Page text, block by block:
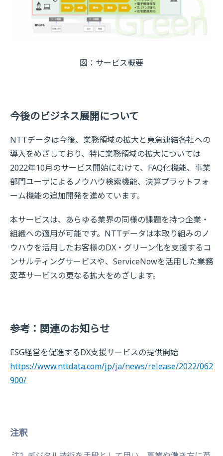
図：サービス概要
今後のビジネス展開について
NTTデータは今後、業務領域の拡大と東急連結各社への
導入をめざしており、特に業務領域の拡大については
2022年10月のサービス開始にむけて、FAQ化機能、事業
部門ユーザによるノウハウ検索機能、決算プラットフォ
ーム機能の追加開発を進めています。
本サービスは、あらゆる業界の同様の課題を持つ企業・
組織への適用が可能です。NTTデータは本取り組みのノ
ウハウを活用したお客様のDX・グリーン化を支援するコ
ンサルティングサービスや、ServiceNowを活用した業務
変革サービスの更なる拡大をめざします。
参考：関連のお知らせ
ESG経営を促進するDX支援サービスの提供開始
https://www.nttdata.com/jp/ja/news/release/2022/062
900/
注釈